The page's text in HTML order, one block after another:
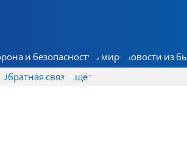
и безопасность В мире Новости из
Обратная связь Ещё